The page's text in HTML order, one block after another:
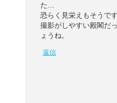
た…
恐らく見栄えもそうで
撮影がしやすい殿閣だ
ょうね。
返信